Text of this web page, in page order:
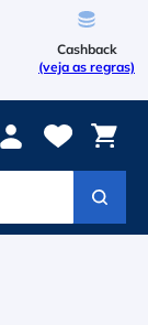
Cashback
(veja as regras)